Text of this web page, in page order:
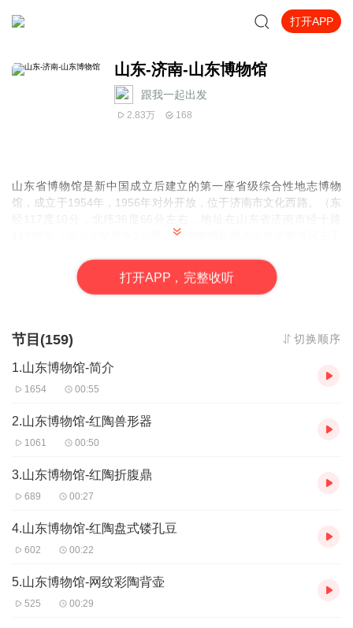
打开APP
山东-济南-山东博物馆
跟我一起出发
2.83万 168
山东省博物馆是新中国成立后建立的第一座省级综合性地志博物
馆，成立于1954年，1956年对外开放，位于济南市文化西路。（东
11899号（燕山立交桥东2公里）。博物馆新馆选址在济南市区主干
2010年11月16日正式向社会开放，“山东省博物馆”至此更名“山东博
物馆”。山东博物馆现占地34000平方米，建筑面积21000平方米，
打开APP，完整收听
节目(159) 切换顺序
1.山东博物馆-简介
1654 00:55
2.山东博物馆-红陶兽形器
1061 00:50
3.山东博物馆-红陶折腹鼎
689 00:27
4.山东博物馆-红陶盘式镂孔豆
602 00:22
5.山东博物馆-网纹彩陶背壶
525 00:29